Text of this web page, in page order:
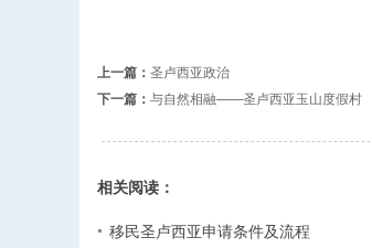
上一篇： 圣卢西亚政治
下一篇： 与自然相融——圣卢西亚玉山度假村
相关阅读：
移民圣卢西亚申请条件及流程